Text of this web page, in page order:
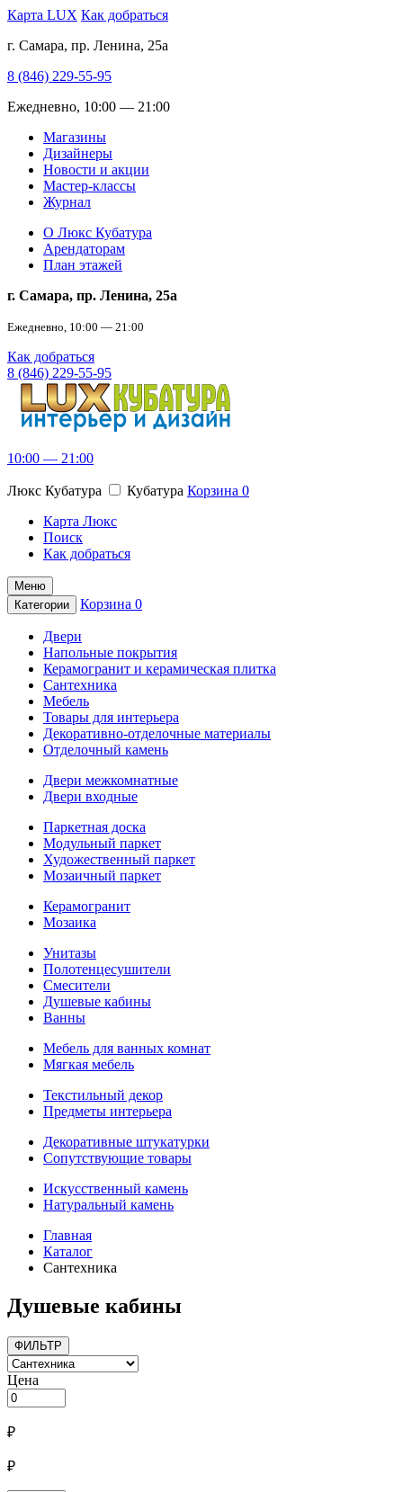
Карта LUX Как добраться
г. Самара, пр. Ленина, 25а
8 (846) 229-55-95
Ежедневно, 10:00 — 21:00
Магазины
Дизайнеры
Новости и акции
Мастер-классы
Журнал
О Люкс Кубатура
Арендаторам
План этажей
г. Самара, пр. Ленина, 25а
Ежедневно, 10:00 — 21:00
Как добраться
8 (846) 229-55-95
10:00 — 21:00
Люкс Кубатура Кубатура Корзина 0
Карта Люкс
Поиск
Как добраться
Меню
Категории
Корзина 0
Двери
Напольные покрытия
Керамогранит и керамическая плитка
Сантехника
Мебель
Товары для интерьера
Декоративно-отделочные материалы
Отделочный камень
Двери межкомнатные
Двери входные
Паркетная доска
Модульный паркет
Художественный паркет
Мозаичный паркет
Керамогранит
Мозаика
Унитазы
Полотенцесушители
Смесители
Душевые кабины
Ванны
Мебель для ванных комнат
Мягкая мебель
Текстильный декор
Предметы интерьера
Декоративные штукатурки
Сопутствующие товары
Искусственный камень
Натуральный камень
Главная
Каталог
Сантехника
Душевые кабины
ФИЛЬТР
Цена
₽
₽